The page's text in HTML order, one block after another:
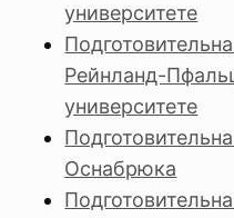
университете
Рейнланд-
университете
Оснабрюка